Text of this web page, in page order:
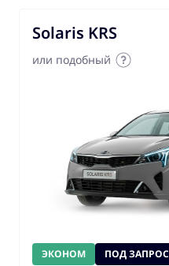
Solaris KRS
или подобный
ЭКОНОМ ПОД ЗАПРОС